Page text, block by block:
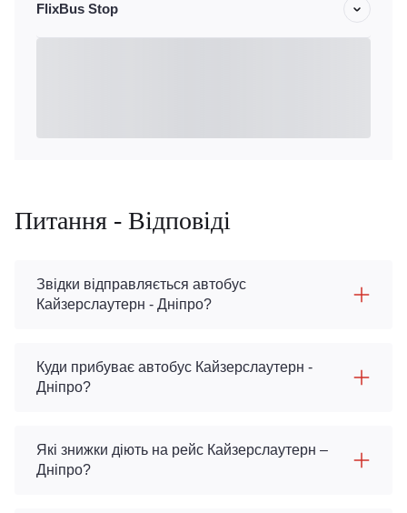
FlixBus Stop
Питання - Відповіді
Звідки відправляється автобус
Кайзерслаутерн - Дніпро?
Куди прибуває автобус Кайзерслаутерн -
Дніпро?
Які знижки діють на рейс Кайзерслаутерн –
Дніпро?